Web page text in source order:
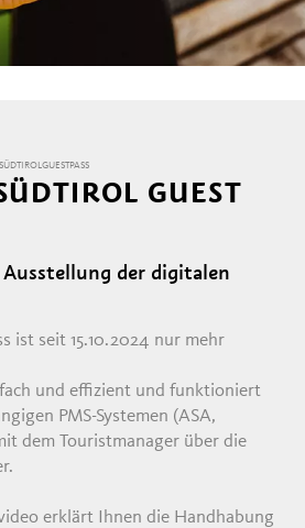
GUEST
der digitalen
ist seit 15.10.2024 nur mehr
und effizient und funktioniert
PMS-Systemen (ASA,
dem Touristmanager über die
erklärt Ihnen die Handhabung